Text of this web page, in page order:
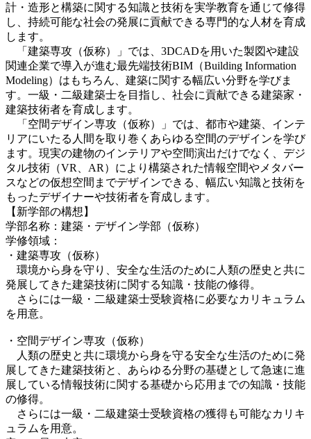
計・造形と構築に関する知識と技術を実学教育を通じて修得
し、持続可能な社会の発展に貢献できる専門的な人材を育成
します。
「建築専攻（仮称）」では、3DCADを用いた製図や建設
関連企業で導入が進む最先端技術BIM（Building Information
Modeling）はもちろん、建築に関する幅広い分野を学びま
す。一級・二級建築士を目指し、社会に貢献できる建築家・
建築技術者を育成します。
「空間デザイン専攻（仮称）」では、都市や建築、インテ
リアにいたる人間を取り巻くあらゆる空間のデザインを学び
ます。現実の建物のインテリアや空間演出だけでなく、デジ
タル技術（VR、AR）により構築された情報空間やメタバー
スなどの仮想空間までデザインできる、幅広い知識と技術を
もったデザイナーや技術者を育成します。
【新学部の構想】
学部名称：建築・デザイン学部（仮称）
学修領域：
・建築専攻（仮称）
環境から身を守り、安全な生活のために人類の歴史と共に
発展してきた建築技術に関する知識・技能の修得。
さらには一級・二級建築士受験資格に必要なカリキュラム
を用意。
・空間デザイン専攻（仮称）
人類の歴史と共に環境から身を守る安全な生活のために発
展してきた建築技術と、あらゆる分野の基礎として急速に進
展している情報技術に関する基礎から応用までの知識・技能
の修得。
さらには一級・二級建築士受験資格の獲得も可能なカリキ
ュラムを用意。